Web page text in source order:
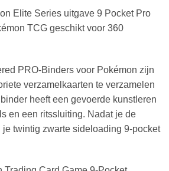
Elite Series uitgave 9 Pocket Pro
TCG geschikt voor 360
PRO-Binders voor Pokémon zijn
verzamelkaarten te verzamelen
heeft een gevoerde kunstleren
en een ritssluiting. Nadat je de
je twintig zwarte sideloading 9-pocket